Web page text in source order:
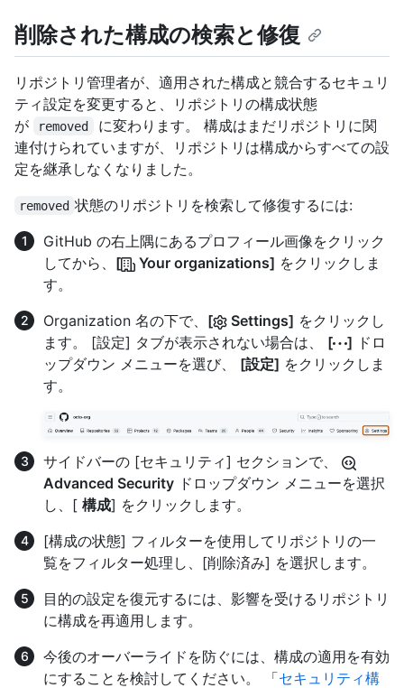
削除された構成の検索と修復
リポジトリ管理者が、適用された構成と競合するセキュリ
ティ設定を変更すると、リポジトリの構成状態
が
removed
に変わります。 構成はまだリポジトリに関
連付けられていますが、リポジトリは構成からすべての設
定を継承しなくなりました。
removed 状態のリポジトリを検索して修復するには:
GitHub の右上隅にあるプロフィール画像をクリック
してから、 [ Your organizations] をクリックしま
す。
Organization 名の下で、 [ Settings] をクリックし
ます。 [設定] タブが表示されない場合は、 [ ] ドロ
ップダウン メニューを選び、 [設定] をクリックしま
す。
サイドバーの [セキュリティ] セクションで、
Advanced Security ドロップダウン メニューを選択
し、[ 構成] をクリックします。
[構成の状態] フィルターを使用してリポジトリの一
覧をフィルター処理し、[削除済み] を選択します。
目的の設定を復元するには、影響を受けるリポジトリ
に構成を再適用します。
今後のオーバーライドを防ぐには、構成の適用を有効
にすることを検討してください。 「セキュリティ構